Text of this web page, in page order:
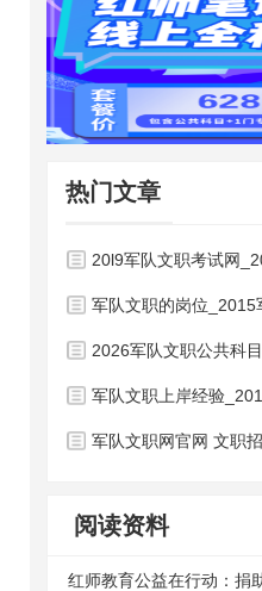
热门文章
20l9军队文职考试网
军队文职的岗位_2015军
2026军队文职公共科
军队文职上岸经验_2019安徽军队文职招考
军队文职网官网 文职招聘岗
阅读资料
红师教育公益在行动：捐